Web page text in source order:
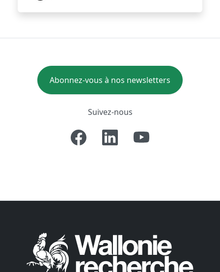
Abonnez-vous à nos newsletters
Suivez-nous